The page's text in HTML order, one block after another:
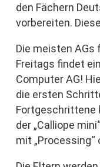
den Fächern
vorbereiten.
Die meisten
Freitags findet
Computer AG!
die ersten
Fortgeschrittene
der „Calliope
mit „Processing“